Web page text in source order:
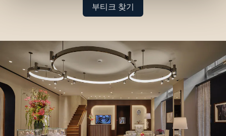
부티크 찾기